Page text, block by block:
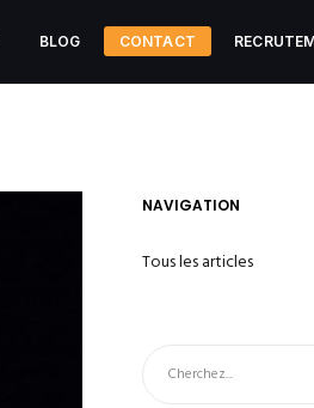
BLOG CONTACT
NAVIGATION
Tous les articles